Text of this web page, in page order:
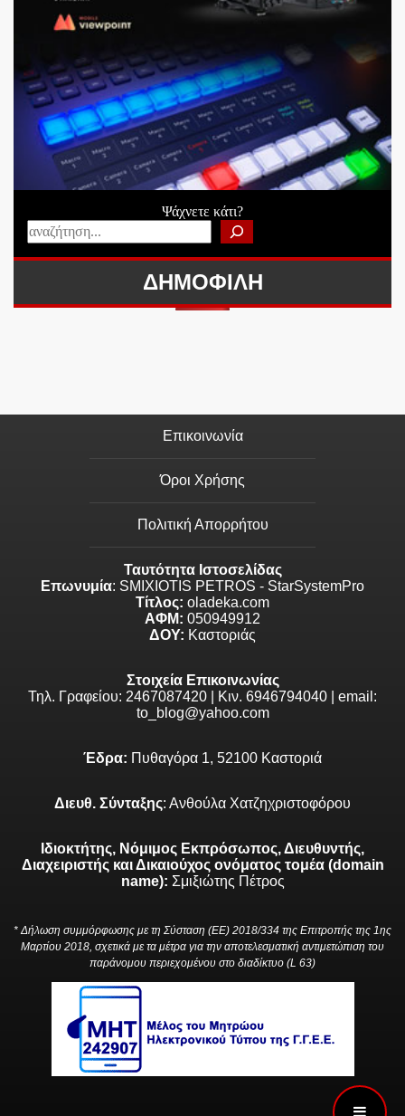
Ψάχνετε κάτι?
ΔΗΜΟΦΙΛΗ
Επικοινωνία
Όροι Χρήσης
Πολιτική Απορρήτου
Ταυτότητα Ιστοσελίδας
Επωνυμία: SMIXIOTIS PETROS - StarSystemPro
Τίτλος: oladeka.com
ΑΦΜ: 050949912
ΔΟΥ: Καστοριάς
Στοιχεία Επικοινωνίας
Τηλ. Γραφείου: 2467087420 | Κιν. 6946794040 | email:
to_blog@yahoo.com
Έδρα: Πυθαγόρα 1, 52100 Καστοριά
Διευθ. Σύνταξης: Ανθούλα Χατζηχριστοφόρου
Ιδιοκτήτης, Νόμιμος Εκπρόσωπος, Διευθυντής,
Διαχειριστής και Δικαιούχος ονόματος τομέα (domain
name): Σμιξιώτης Πέτρος
* Δήλωση συμμόρφωσης με τη Σύσταση (ΕΕ) 2018/334 της Επιτροπής της 1ης
Μαρτίου 2018, σχετικά με τα μέτρα για την αποτελεσματική αντιμετώπιση του
παράνομου περιεχομένου στο διαδίκτυο (L 63)